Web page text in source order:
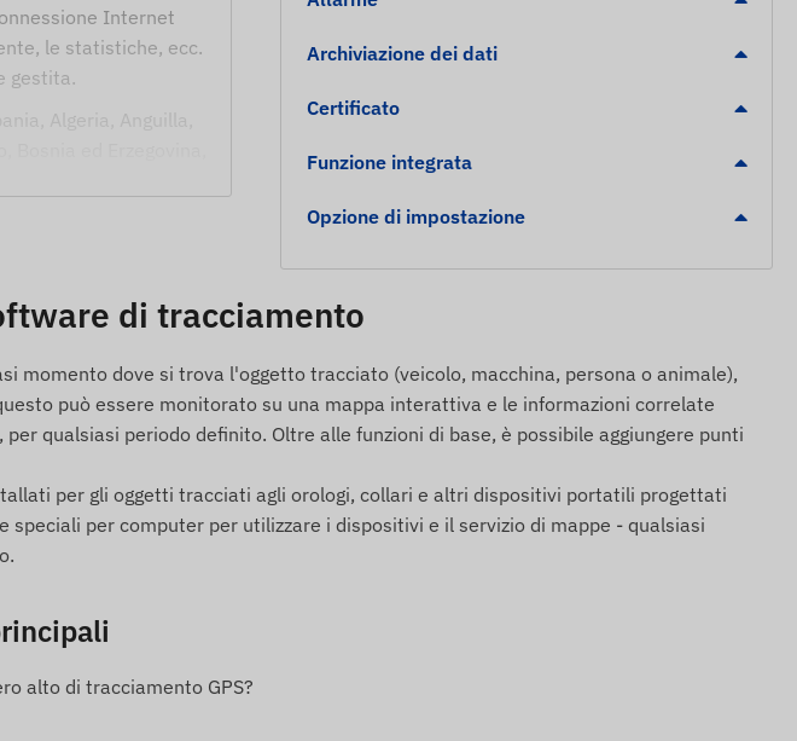
Internet
le statistiche, ecc.
gestita.
Algeria, Anguilla,
ed Erzegovina,
Monaco,
Oman, Palestina,
Saint Vincent e
Tunisia,
micro
Archiviazione dei dati
Certificato
Funzione integrata
Opzione di impostazione
di tracciamento
dove si trova l'oggetto tracciato (veicolo, macchina, persona o animale),
può essere monitorato su una mappa interattiva e le informazioni correlate
qualsiasi periodo definito. Oltre alle funzioni di base, è possibile aggiungere punti
per gli oggetti tracciati agli orologi, collari e altri dispositivi portatili progettati
per computer per utilizzare i dispositivi e il servizio di mappe - qualsiasi
alto di tracciamento GPS?